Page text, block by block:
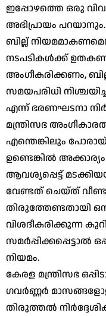
ഇപ്പോഴത്തെ ഒരു
അഭിപ്രായം
ബില്ല്
നടപടികള്‍ക്ക്
അംഗീകരിക്കണം,
സമയപരിധി
എന്ന് ഭരണഘടനാ
മന്ത്രിസഭ
എന്തെങ്കിലും
ഉണ്ടെങ്കില്‍
ആവശ്യപ്പെട്ട്
വേണ്ടത് ചെയ്ത്
തിരുത്തേണ്ടതായി
വിശദീകരിക്കുന്ന
നിയമം.
കേരള മന്ത്രിസഭ
ഗവര്‍ണ്ണര്‍
തിരുത്തല്‍